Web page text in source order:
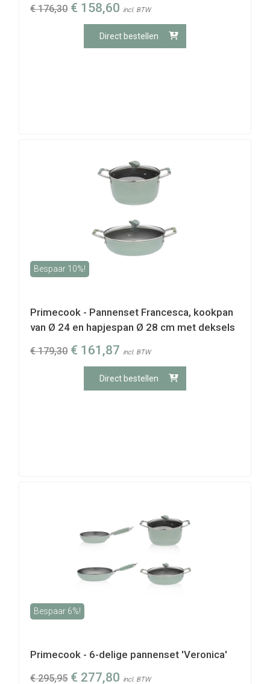
€ 176,30 € 158,60 incl. BTW
Direct bestellen
Bespaar 10%!
Primecook - Pannenset Francesca, kookpan
van Ø 24 en hapjespan Ø 28 cm met deksels
€ 179,30 € 161,87 incl. BTW
Direct bestellen
Bespaar 6%!
Primecook - 6-delige pannenset 'Veronica'
€ 295,95 € 277,80 incl. BTW